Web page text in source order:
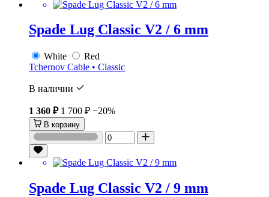
Spade Lug Classic V2 / 6 mm
White
Red
Tchernov Cable • Classic
В наличии
1 360 ₽ 1 700 ₽ −20%
В корзину
Spade Lug Classic V2 / 9 mm